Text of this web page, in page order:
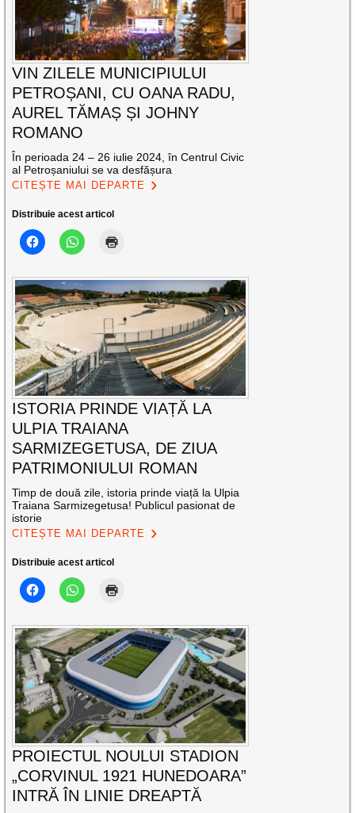
VIN ZILELE MUNICIPIULUI
PETROȘANI, CU OANA RADU,
AUREL TĂMAȘ ȘI JOHNY
ROMANO
În perioada 24 – 26 iulie 2024, în Centrul Civic
al Petroșaniului se va desfășura
CITEȘTE MAI DEPARTE
Distribuie acest articol
ISTORIA PRINDE VIAȚĂ LA
ULPIA TRAIANA
SARMIZEGETUSA, DE ZIUA
PATRIMONIULUI ROMAN
Timp de două zile, istoria prinde viață la Ulpia
Traiana Sarmizegetusa! Publicul pasionat de
istorie
CITEȘTE MAI DEPARTE
Distribuie acest articol
PROIECTUL NOULUI STADION
„CORVINUL 1921 HUNEDOARA”
INTRĂ ÎN LINIE DREAPTĂ